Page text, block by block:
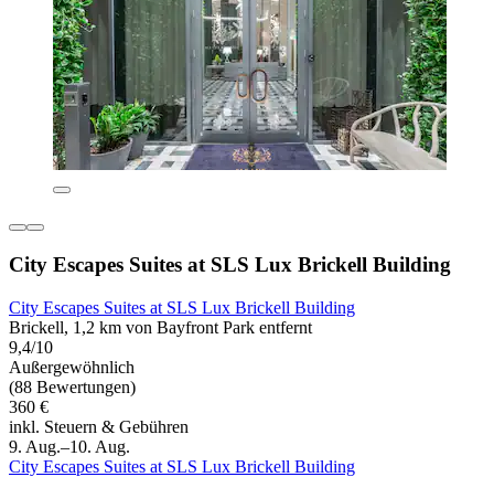
City Escapes Suites at SLS Lux Brickell Building
City Escapes Suites at SLS Lux Brickell Building
Brickell, 1,2 km von Bayfront Park entfernt
9,4/10
Außergewöhnlich
(88 Bewertungen)
360 €
inkl. Steuern & Gebühren
9. Aug.–10. Aug.
City Escapes Suites at SLS Lux Brickell Building